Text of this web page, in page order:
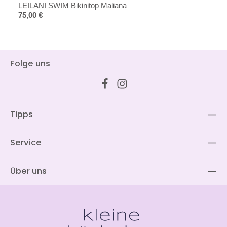
LEILANI SWIM Bikinitop Maliana
Regulärer Preis:
75,00 €
Folge uns
Tipps
Service
Über uns